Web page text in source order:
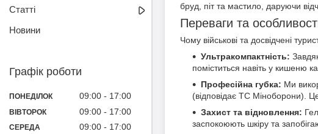
бруд, піт та мастило, даруючи
Переваги та
Чому військові та досвідчені
Ультракомпактність:
поміститься навіть у кишеню
Професійна губка: Ми
(відповідає ТС Міноборони).
Захист та відновлення:
заспокоюють шкіру та
Статті
Новини
Графік роботи
ПОНЕДІЛОК 09:00 17:00
ВІВТОРОК 09:00 17:00
СЕРЕДА 09:00 17:00